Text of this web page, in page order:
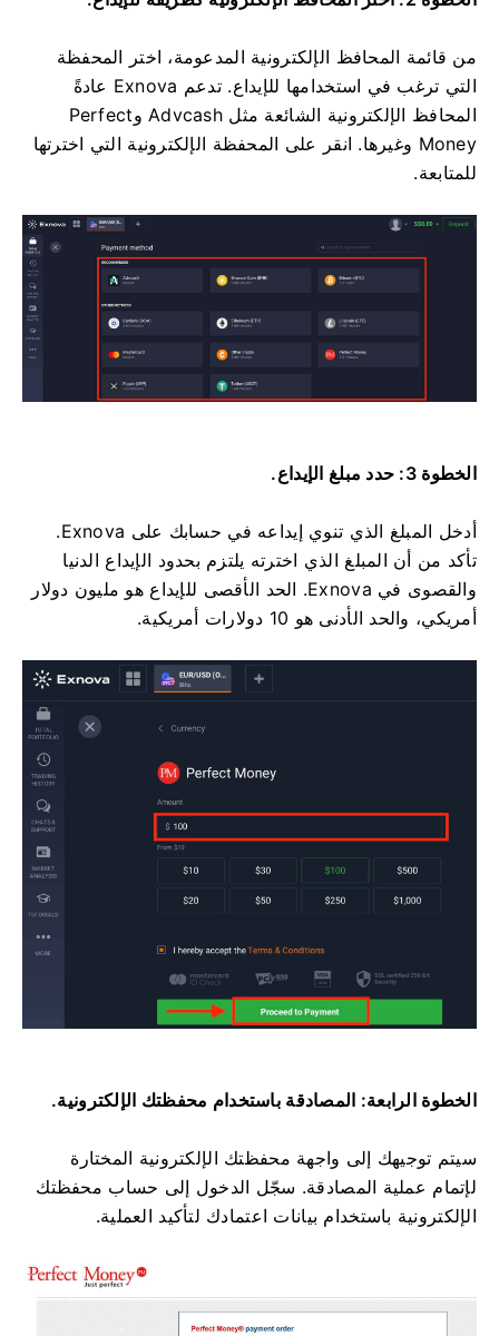
من قائمة المحافظ الإلكترونية المدعومة، اختر المحفظة
التي ترغب في استخدامها للإيداع. تدعم Exnova عادةً
المحافظ الإلكترونية الشائعة مثل Advcash وPerfect
Money وغيرها. انقر على المحفظة الإلكترونية التي اخترتها
للمتابعة.
الخطوة 3: حدد مبلغ الإيداع.
أدخل المبلغ الذي تنوي إيداعه في حسابك على Exnova.
تأكد من أن المبلغ الذي اخترته يلتزم بحدود الإيداع الدنيا
والقصوى في Exnova. الحد الأقصى للإيداع هو مليون دولار
أمريكي، والحد الأدنى هو 10 دولارات أمريكية.
الخطوة الرابعة: المصادقة باستخدام محفظتك الإلكترونية.
سيتم توجيهك إلى واجهة محفظتك الإلكترونية المختارة
لإتمام عملية المصادقة. سجّل الدخول إلى حساب محفظتك
الإلكترونية باستخدام بيانات اعتمادك لتأكيد العملية.